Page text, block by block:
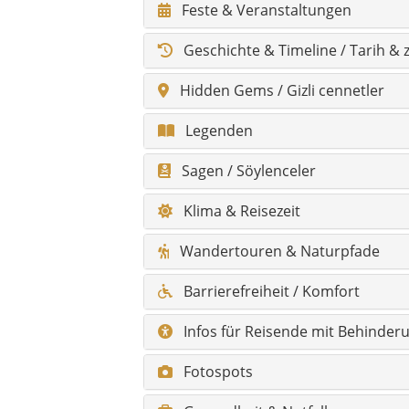
Barrierefreiheit / Komfort
Infos für Reisende mit
Fotospots
Gesundheit & Notfall
Shopping & Märkte
Skurriles & Besonderheiten
Alle Sehenswürdigkeiten
Alle Hidden Gems
FAQ – Häufige Fragen zu Azdavay
Hauptorte mit